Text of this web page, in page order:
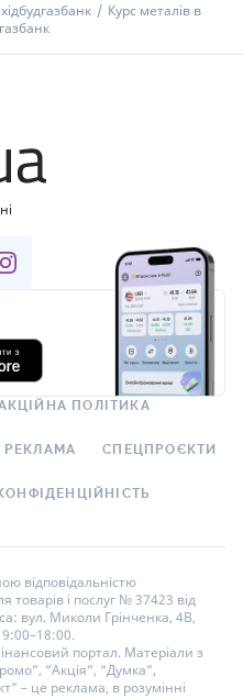
Курс металів в
ПОЛІТИКА
РЕКЛАМА СПЕЦПРОЄКТИ
відповідальністю
товарів і послуг № 37423 від
вул. Миколи Грінченка, 4В,
9:00–18:00.
портал. Матеріали з
“Акція”, “Думка”,
– це реклама, в розумінні